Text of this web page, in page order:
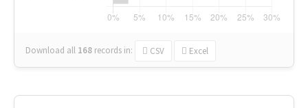
Download all 168 records in: CSV Excel